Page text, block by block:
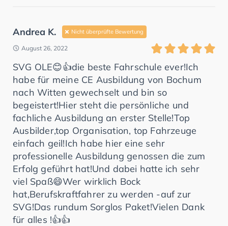
Andrea K. Nicht überprüfte Bewertung
August 26, 2022
SVG OLE😊👍die beste Fahrschule ever!Ich
habe für meine CE Ausbildung von Bochum
nach Witten gewechselt und bin so
begeistert!Hier steht die persönliche und
fachliche Ausbildung an erster Stelle!Top
Ausbilder,top Organisation, top Fahrzeuge
einfach geil!Ich habe hier eine sehr
professionelle Ausbildung genossen die zum
Erfolg geführt hat!Und dabei hatte ich sehr
viel Spaß😄Wer wirklich Bock
hat,Berufskraftfahrer zu werden -auf zur
SVG!Das rundum Sorglos Paket!Vielen Dank
für alles !👍👍